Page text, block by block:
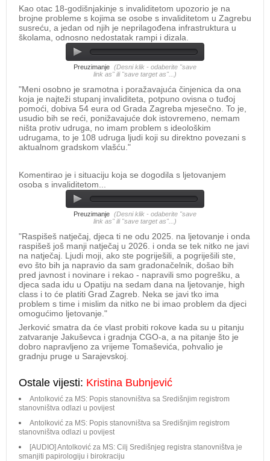
Kao otac 18-godišnjakinje s invaliditetom upozorio je na
brojne probleme s kojima se osobe s invaliditetom u Zagrebu
susreću, a jedan od njih je neprilagođena infrastruktura u
školama, odnosno nedostatak rampi i dizala.
Preuzimanje (Desni klik - odaberite "save
link as" ili "save target as"...)
"Meni osobno je sramotna i poražavajuća činjenica da ona
koja je najteži stupanj invaliditeta, potpuno ovisna o tuđoj
pomoći, dobiva 54 eura od Grada Zagreba mjesečno. To je,
usudio bih se reći, ponižavajuće dok istovremeno, nemam
ništa protiv udruga, no imam problem s ideološkim
udrugama, to je 108 udruga ljudi koji su direktno povezani s
aktualnom gradskom vlašću."
​Komentirao je i situaciju koja se dogodila s ljetovanjem
osoba s invaliditetom...
Preuzimanje (Desni klik - odaberite "save
link as" ili "save target as"...)
"Raspišeš natječaj, djeca ti ne odu 2025. na ljetovanje i onda
raspišeš još manji natječaj u 2026. i onda se tek nitko ne javi
na natječaj. Ljudi moji, ako ste pogriješili, a pogriješili ste,
evo što bih ja napravio da sam gradonačelnik, došao bih
pred javnost i novinare i rekao - napravili smo pogrešku, a
djeca sada idu u Opatiju na sedam dana na ljetovanje, high
class i to će platiti Grad Zagreb. Neka se javi tko ima
problem s time i mislim da nitko ne bi imao problem da djeci
omogućimo ljetovanje."
Jerković smatra da će vlast probiti rokove kada su u pitanju
zatvaranje Jakuševca i gradnja CGO-a, a na pitanje što je
dobro napravljeno za vrijeme Tomaševića, pohvalio je
gradnju pruge u Sarajevskoj.
Ostale vijesti: Kristina Bubnjević
Antolković za MS: Popis stanovništva sa Središnjim registrom
stanovništva odlazi u povijest
Antolković za MS: Popis stanovništva sa Središnjim registrom
stanovništva odlazi u povijest
[AUDIO] Antolković za MS: Cilj Središnjeg registra stanovništva je
smanjiti papirologiju i birokraciju